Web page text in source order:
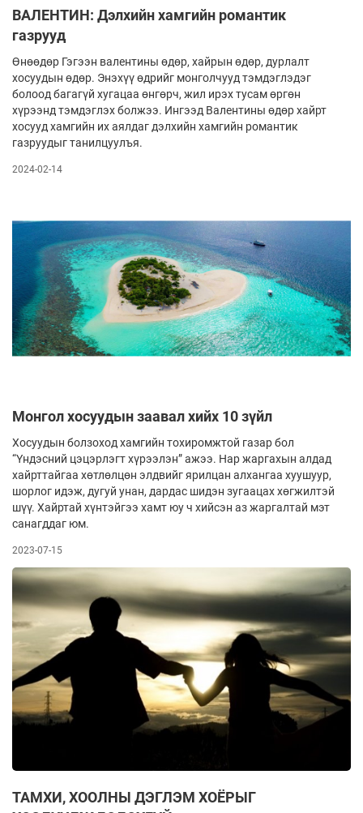
ВАЛЕНТИН: Дэлхийн хамгийн романтик
газрууд
Өнөөдөр Гэгээн валентины өдөр, хайрын өдөр, дурлалт
хосуудын өдөр. Энэхүү өдрийг монголчууд тэмдэглэдэг
болоод багагүй хугацаа өнгөрч, жил ирэх тусам өргөн
хүрээнд тэмдэглэх болжээ. Ингээд Валентины өдөр хайрт
хосууд хамгийн их аялдаг дэлхийн хамгийн романтик
газруудыг танилцуулъя.
2024-02-14
Монгол хосуудын заавал хийх 10 зүйл
Хосуудын болзоход хамгийн тохиромжтой газар бол
“Үндэсний цэцэрлэгт хүрээлэн” ажээ. Нар жаргахын алдад
хайрттайгаа хөтлөлцөн элдвийг ярилцан алхангаа хуушуур,
шорлог идэж, дугуй унан, дардас шидэн зугаацах хөгжилтэй
шүү. Хайртай хүнтэйгээ хамт юу ч хийсэн аз жаргалтай мэт
санагддаг юм.
2023-07-15
ТАМХИ, ХООЛНЫ ДЭГЛЭМ ХОЁРЫГ